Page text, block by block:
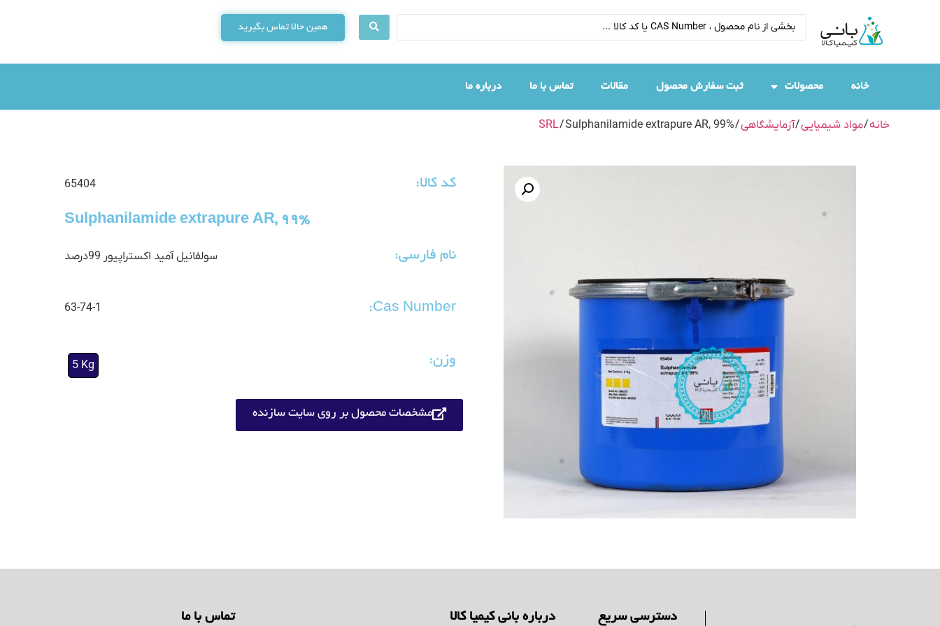
همین حالا تماس بگیرید
خانه محصولات ثبت سفارش محصول مقالات تماس با ما درباره ما
خانه/مواد شیمیایی/آزمایشگاهی/
SRL/ Sulphanilamide extrapure AR, 99%
کد کالا: 65404
Sulphanilamide extrapure AR, 99%
نام فارسی: سولفانیل آمید اکستراپیور 99درصد
Cas Number:
63-74-1
وزن: 5 Kg
مشخصات محصول بر روی سایت سازنده
دسترسی سریع درباره بانی کیمیا کالا تماس با ما